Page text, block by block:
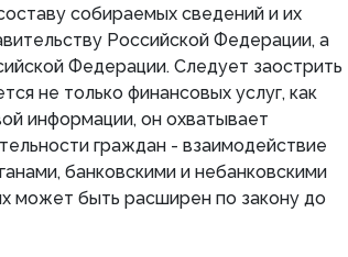
собираемых сведений и их
Российской Федерации, а
Федерации. Следует заострить
не только финансовых услуг, как
информации, он охватывает
граждан - взаимодействие
банковскими и небанковскими
может быть расширен по закону до